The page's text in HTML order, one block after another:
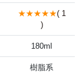
★★★★★( 1
)
180ml
樹脂系